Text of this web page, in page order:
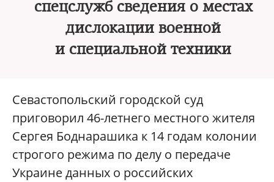
спецслужб сведения о местах
дислокации военной
и специальной техники
Севастопольский городской суд
приговорил 46-летнего местного жителя
Сергея Боднарашика к 14 годам колонии
строгого режима по делу о передаче
Украине данных о российских